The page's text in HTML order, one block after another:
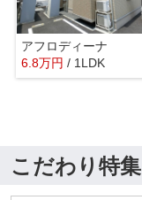
アフロディーナ
6.8万円 / 1LDK
こだわり特集